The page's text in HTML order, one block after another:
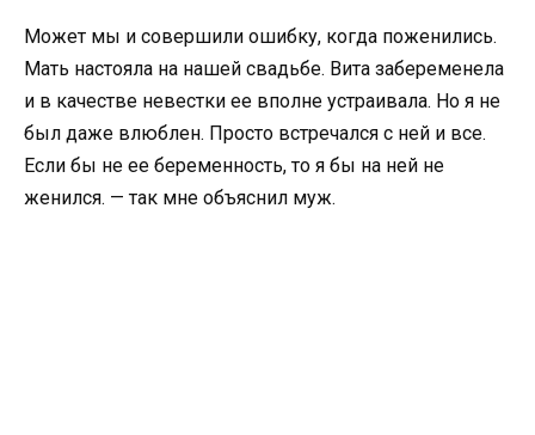
Может мы и совершили ошибку, когда поженились.
Мать настояла на нашей свадьбе. Вита забеременела
и в качестве невестки ее вполне устраивала. Но я не
был даже влюблен. Просто встречался с ней и все.
Если бы не ее беременность, то я бы на ней не
женился. — так мне объяснил муж.